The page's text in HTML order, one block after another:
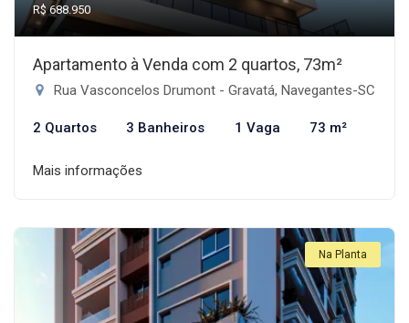
R$ 688.950
Apartamento à Venda com 2 quartos, 73m²
Rua Vasconcelos Drumont - Gravatá, Navegantes-SC
2 Quartos 3 Banheiros 1 Vaga 73 m²
Mais informações
Na Planta